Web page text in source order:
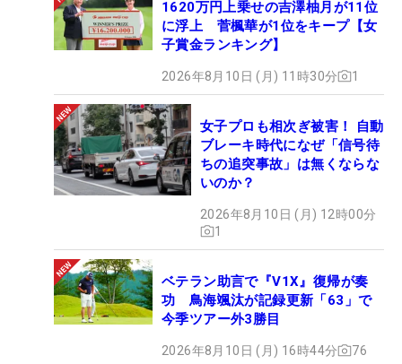
1620万円上乗せの吉澤柚月が11位
に浮上 菅楓華が1位をキープ【女
子賞金ランキング】
2026年8月10日 (月) 11時30分 1
女子プロも相次ぎ被害！ 自動
ブレーキ時代になぜ「信号待
ちの追突事故」は無くならな
いのか？
2026年8月10日 (月) 12時00分
1
ベテラン助言で『V1X』復帰が奏
功 鳥海颯汰が記録更新「63」で
今季ツアー外3勝目
2026年8月10日 (月) 16時44分 76